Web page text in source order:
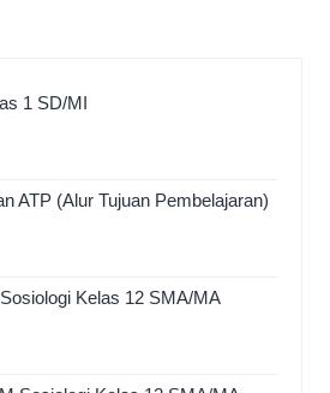
1 SD/MI
ATP (Alur Tujuan Pembelajaran)
Kelas 12 SMA/MA